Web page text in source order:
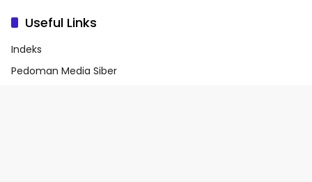
Useful Links
Indeks
Pedoman Media Siber